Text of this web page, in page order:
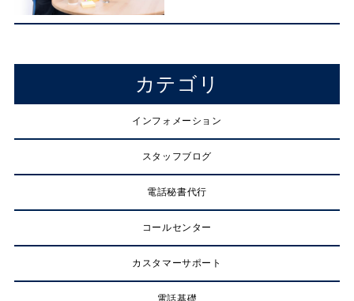
カテゴリ
インフォメーション
スタッフブログ
電話秘書代行
コールセンター
カスタマーサポート
電話基礎